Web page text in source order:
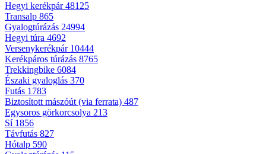
Hegyi kerékpár48125
Transalp 865
Gyalogtúrázás 24994
Hegyi túra 4692
Versenykerékpár 10444
Kerékpáros túrázás 8765
Trekkingbike 6084
Északi gyaloglás 370
Futás 1783
Biztosított mászóút (via ferrata) 487
Egysoros görkorcsolya 213
Sí 1856
Távfutás 827
Hótalp 590